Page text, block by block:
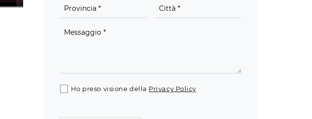
Ho preso visione della Privacy Policy